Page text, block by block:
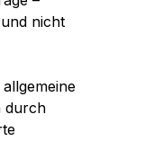
nicht
durch